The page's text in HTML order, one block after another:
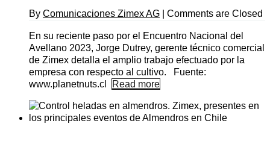
By Comunicaciones Zimex AG Comments are Closed
En su reciente paso por el Encuentro Nacional del
Avellano 2023, Jorge Dutrey, gerente técnico comercial
de Zimex detalla el amplio trabajo efectuado por la
empresa con respecto al cultivo. Fuente:
www.planetnuts.cl
Read more